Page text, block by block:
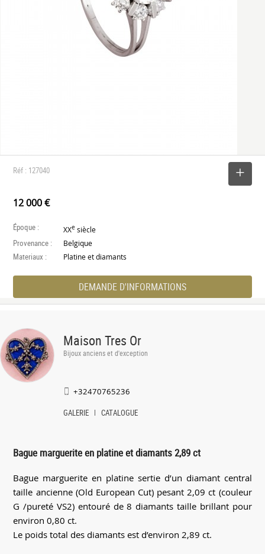
Réf : 127040
12 000 €
Époque : XXe siècle
Provenance : Belgique
Materiaux : Platine et diamants
DEMANDE D'INFORMATIONS
Maison Tres Or
Bijoux anciens et d'exception
+32470765236
GALERIE CATALOGUE
Bague marguerite en platine et diamants 2,89 ct
Bague marguerite en platine sertie d’un diamant central
taille ancienne (Old European Cut) pesant 2,09 ct (couleur
G /pureté VS2) entouré de 8 diamants taille brillant pour
environ 0,80 ct.
Le poids total des diamants est d’environ 2,89 ct.